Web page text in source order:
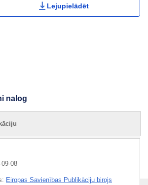
Lejupielādēt
nalog
09-08
Eiropas Savienības Publikāciju birojs